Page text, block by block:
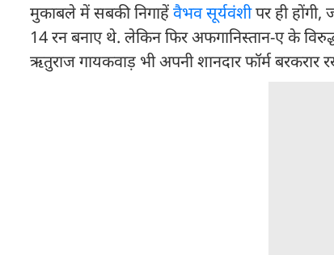
मुकाबले में सबकी निगाहेंवैभव सूर्यवंशीपर ही
14 रन बनाए थे. लेकिन फिर अफगानिस्तान-ए के
ऋतुराज गायकवाड़ भी अपनी शानदार फॉर्म बरकरार